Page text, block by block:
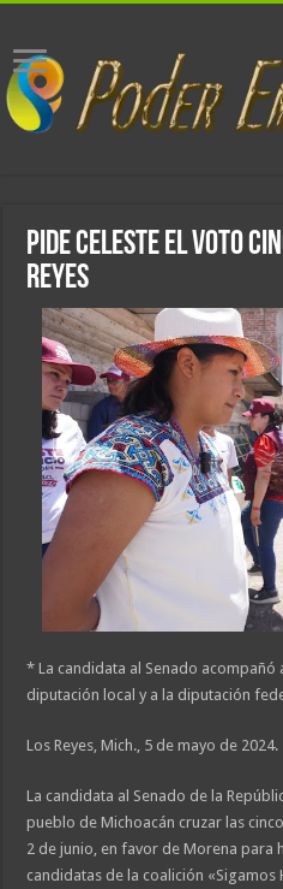
Pide Celeste el voto
Reyes
* La candidata al Senado acompañó
diputación local y a la diputación
Los Reyes, Mich., 5 de mayo de 2024.
La candidata al Senado de la
pueblo de Michoacán cruzar las
2 de junio, en favor de Morena para
candidatas de la coalición «Sigamos